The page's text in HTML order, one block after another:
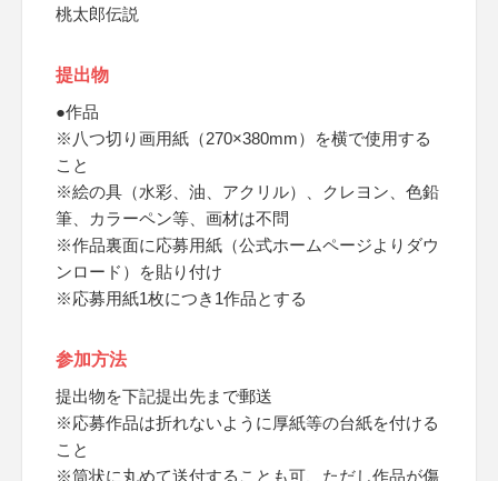
桃太郎伝説
提出物
●作品
※八つ切り画用紙（270×380mm）を横で使用する
こと
※絵の具（水彩、油、アクリル）、クレヨン、色鉛
筆、カラーペン等、画材は不問
※作品裏面に応募用紙（公式ホームページよりダウ
ンロード）を貼り付け
※応募用紙1枚につき1作品とする
参加方法
提出物を下記提出先まで郵送
※応募作品は折れないように厚紙等の台紙を付ける
こと
※筒状に丸めて送付することも可、ただし作品が傷